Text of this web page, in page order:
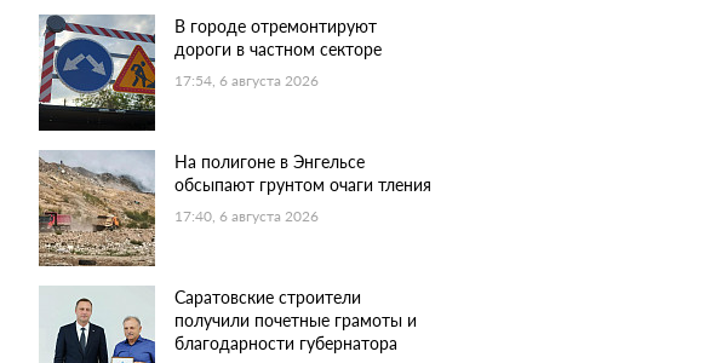
В городе отремонтируют
дороги в частном секторе
17:54, 6 августа 2026
На полигоне в Энгельсе
обсыпают грунтом очаги тления
17:40, 6 августа 2026
Саратовские строители
получили почетные грамоты и
благодарности губернатора